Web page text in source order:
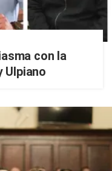
con la
Ulpiano